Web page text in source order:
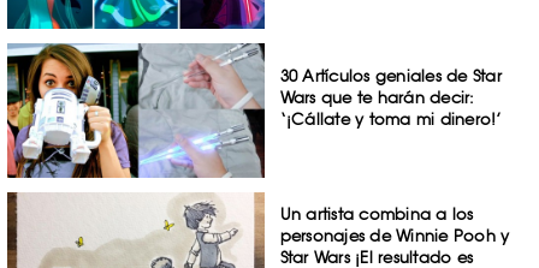
30 Artículos geniales de Star
Wars que te harán decir:
‘¡Cállate y toma mi dinero!’
Un artista combina a los
personajes de Winnie Pooh y
Star Wars ¡El resultado es